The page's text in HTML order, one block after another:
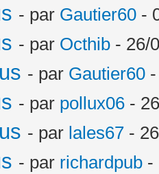
- par Gautier60 -
- par Octhib - 26/
- par Gautier60
- par pollux06 -
- par lales67 -
- par richardpub -